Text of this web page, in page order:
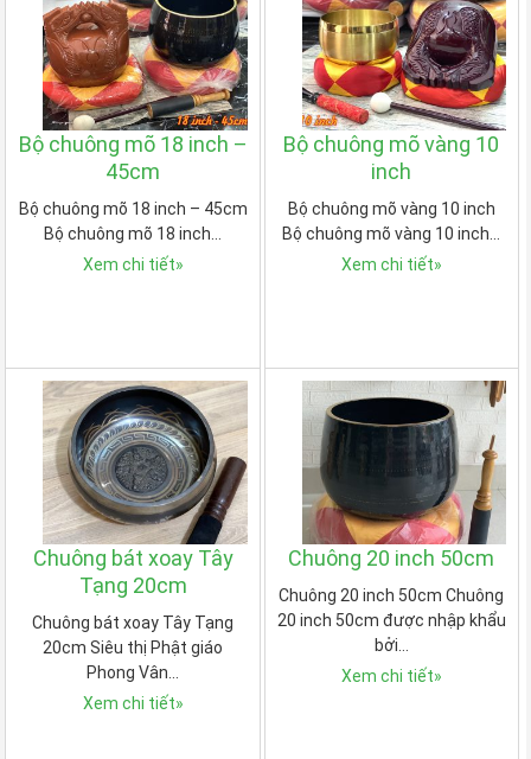
Bộ chuông mõ 18 inch –
45cm
Bộ chuông mõ 18 inch – 45cm
Bộ chuông mõ 18 inch…
Xem chi tiết»
Bộ chuông mõ vàng 10
inch
Bộ chuông mõ vàng 10 inch
Bộ chuông mõ vàng 10 inch…
Xem chi tiết»
Chuông bát xoay Tây
Tạng 20cm
Chuông bát xoay Tây Tạng
20cm Siêu thị Phật giáo
Phong Vân…
Xem chi tiết»
Chuông 20 inch 50cm
Chuông 20 inch 50cm Chuông
20 inch 50cm được nhập khẩu
bởi…
Xem chi tiết»